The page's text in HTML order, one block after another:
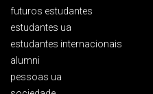
futuros estudantes
estudantes ua
estudantes internacionais
alumni
pessoas ua